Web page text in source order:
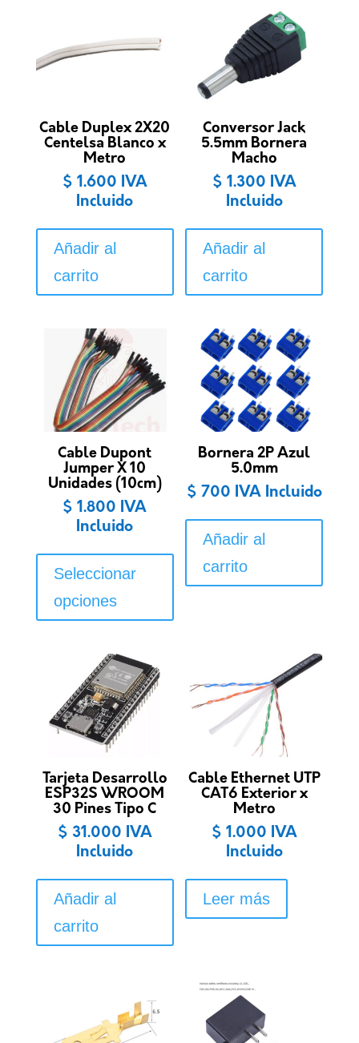
Cable Duplex 2X20
Centelsa Blanco x
Metro
$ 1.600 IVA
Incluido
Añadir al
carrito
Conversor Jack
5.5mm Bornera
Macho
$ 1.300 IVA
Incluido
Añadir al
carrito
Cable Dupont
Jumper X 10
Unidades (10cm)
$ 1.800 IVA
Incluido
Seleccionar
opciones
producto
tiene
pueden
página
producto
Bornera 2P Azul
5.0mm
$ 700 IVA Incluido
Añadir al
carrito
Tarjeta Desarrollo
ESP32S WROOM
30 Pines Tipo C
$ 31.000 IVA
Incluido
Añadir al
carrito
Cable Ethernet UTP
CAT6 Exterior x
Metro
$ 1.000 IVA
Incluido
Leer más